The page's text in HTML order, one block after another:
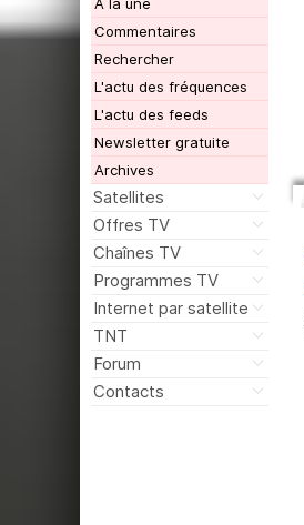
A la une
Commentaires
Rechercher
L'actu des fréquences
L'actu des feeds
Newsletter gratuite
Archives
Satellites
Offres TV
Chaînes TV
Programmes TV
Internet par satellite
TNT
Forum
Contacts